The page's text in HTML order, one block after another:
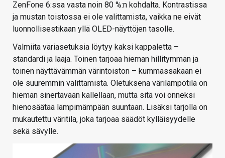
ZenFone 6:ssa vasta noin 80 %:n kohdalta. Kontrastissa
ja mustan toistossa ei ole valittamista, vaikka ne eivät
luonnollisestikaan yllä OLED-näyttöjen tasolle.
Valmiita väriasetuksia löytyy kaksi kappaletta –
standardi ja laaja. Toinen tarjoaa hieman hillitymmän ja
toinen näyttävämmän värintoiston – kummassakaan ei
ole suuremmin valittamista. Oletuksena värilämpötila on
hieman sinertävään kallellaan, mutta sitä voi onneksi
hienosäätää lämpimämpään suuntaan. Lisäksi tarjolla on
mukautettu väritila, joka tarjoaa säädöt kylläisyydelle
sekä sävylle.